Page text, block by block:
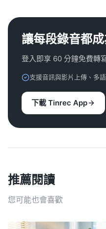
讓每段錄音都
登入即享 60 分鐘免費轉
支援音訊與影片上傳、多
下載 Tinrec App
推薦閱讀
您可能也會喜歡